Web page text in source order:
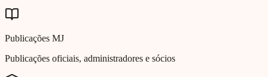
Publicações MJ
Publicações oficiais, administradores e sócios